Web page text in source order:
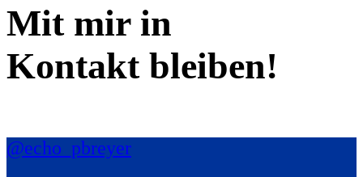
Mit mir in
Kontakt bleiben!
@echo_pbreyer